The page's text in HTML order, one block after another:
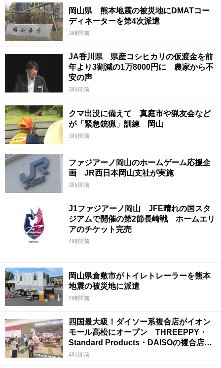
岡山県 熊本地震の被災地にDMATコー
ディネーターを第4次派遣
3時間前
JA香川県 県産コシヒカリの仮渡金を前
年より3割減の1万8000円に 農家から不
安の声
3時間前
クマ出没に備えて 真庭市や猟友会など
が「緊急銃猟」訓練 岡山
3時間前
ファジアーノ岡山のホームゲーム応援企
画 JR西日本岡山支社が実施
3時間前
J1ファジアーノ岡山 JFE晴れの国スタ
ジアムで開催の第2節長崎戦 ホームエリ
アのチケット完売
4時間前
岡山県倉敷市がトイレトレーラーを熊本
地震の被災地に派遣
4時間前
四国最大級！ダイソー系複合店がイオン
モール高松にオープン THREEPPY・
Standard Products・DAISOの複合店は
香川県初
4時間前